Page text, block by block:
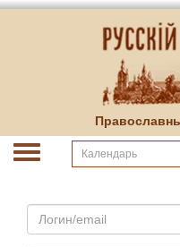
Email